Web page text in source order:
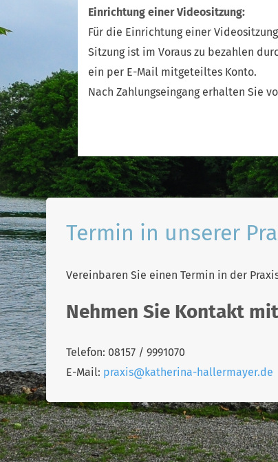
Einrichtung einer Videositzung:
Für die Einrichtung einer
Sitzung ist im Voraus zu bezahlen
ein per E-Mail mitgeteiltes Konto.
Nach Zahlungseingang erhalten Sie
Termin in unserer
Vereinbaren Sie einen Termin in der
Nehmen Sie Kontakt
Telefon: 08157 / 9991070
E-Mail: praxis@katherina-hallermayer.de